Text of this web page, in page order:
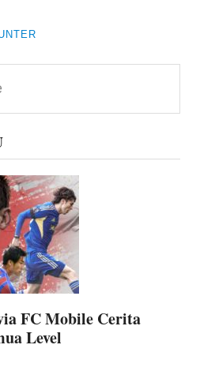
FC Mobile Cerita
Level